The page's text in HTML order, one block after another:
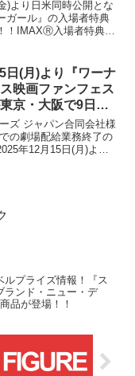
)より日米同時公開とな
ガール』の入場者特典
！IMAXⓇ入場者特典は
スーパーガール：ウー
日(月)より『ワーナ
映画ファンフェス
京・大阪で9日間
ナイト』特別上映
ズ ジャパン合同会社様
の劇場配給業務終了の
年12月15日(月)より
ルプライズ情報！『ス
ランド・ニュー・デ
品が登場！！